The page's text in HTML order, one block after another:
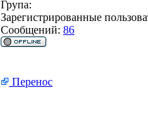
Група:
Зарегистрированные
Сообщений: 86
Перенос